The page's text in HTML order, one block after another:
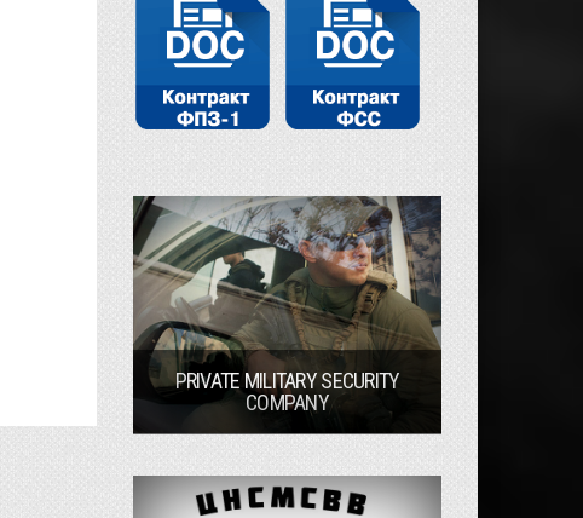
PRIVATE MILITARY SECURITY
COMPANY